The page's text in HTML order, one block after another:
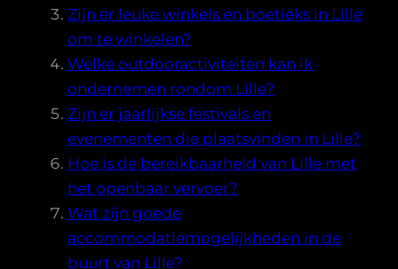
Zijn er leuke winkels en boetieks in Lille
om te winkelen?
Welke outdooractiviteiten kan ik
ondernemen rondom Lille?
Zijn er jaarlijkse festivals en
evenementen die plaatsvinden in Lille?
Hoe is de bereikbaarheid van Lille met
het openbaar vervoer?
Wat zijn goede
accommodatiemogelijkheden in de
buurt van Lille?